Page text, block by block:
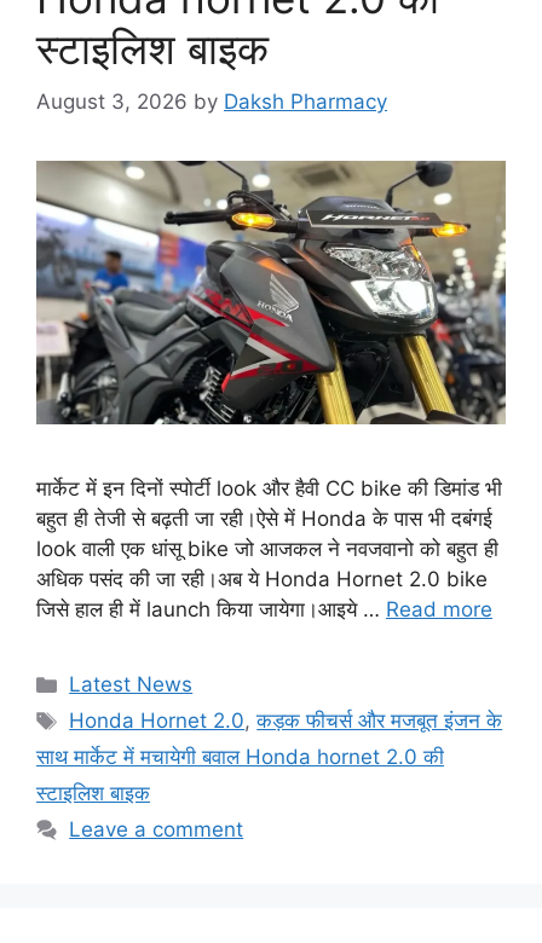
स्टाइलिश बाइक
August 3, 2026 by Daksh Pharmacy
मार्केट में इन दिनों स्पोर्टी look और हैवी CC bike की डिमांड भी
बहुत ही तेजी से बढ़ती जा रही।ऐसे में Honda के पास भी दबंगई
look वाली एक धांसू bike जो आजकल ने नवजवानो को बहुत ही
अधिक पसंद की जा रही।अब ये Honda Hornet 2.0 bike
जिसे हाल ही में launch किया जायेगा।आइये … Read more
Categories
Latest News
Tags
Honda Hornet 2.0,कड़क फीचर्स और मजबूत इंजन के
साथ मार्केट में मचायेगी बवाल Honda hornet 2.0 की
स्टाइलिश बाइक
Leave a comment